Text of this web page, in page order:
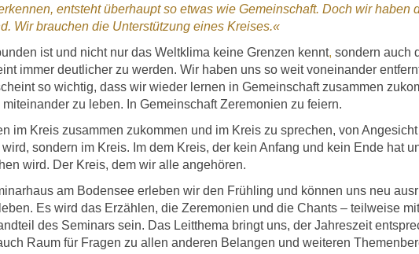
entsteht überhaupt so etwas wie Gemeinschaft. Doch wir haben
Wir brauchen die Unterstützung eines Kreises.«
ist und nicht nur das Weltklima keine Grenzen kennt, sondern auch
immer deutlicher zu werden. Wir haben uns so weit voneinander
so wichtig, dass wir wieder lernen in Gemeinschaft zusammen
zu leben. In Gemeinschaft Zeremonien zu feiern.
im Kreis zusammen zukommen und im Kreis zu sprechen, von
sondern im Kreis. Im dem Kreis, der kein Anfang und kein Ende hat
wird. Der Kreis, dem wir alle angehören.
am Bodensee erleben wir den Frühling und können uns neu
Es wird das Erzählen, die Zeremonien und die Chants – teilweise
des Seminars sein. Das Leitthema bringt uns, der Jahreszeit
Raum für Fragen zu allen anderen Belangen und weiteren